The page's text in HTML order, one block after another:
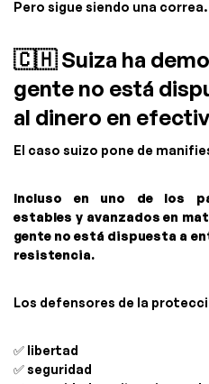
Pero sigue siendo una correa.
🇨🇭 Suiza ha
gente no está
al dinero en
El caso suizo pone de
Incluso en uno de los
estables y avanzados en
gente no está dispuesta a
resistencia.
Los defensores de la
✅ libertad
✅ seguridad